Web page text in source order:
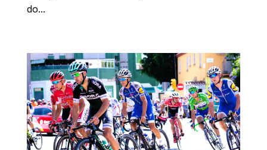
do...